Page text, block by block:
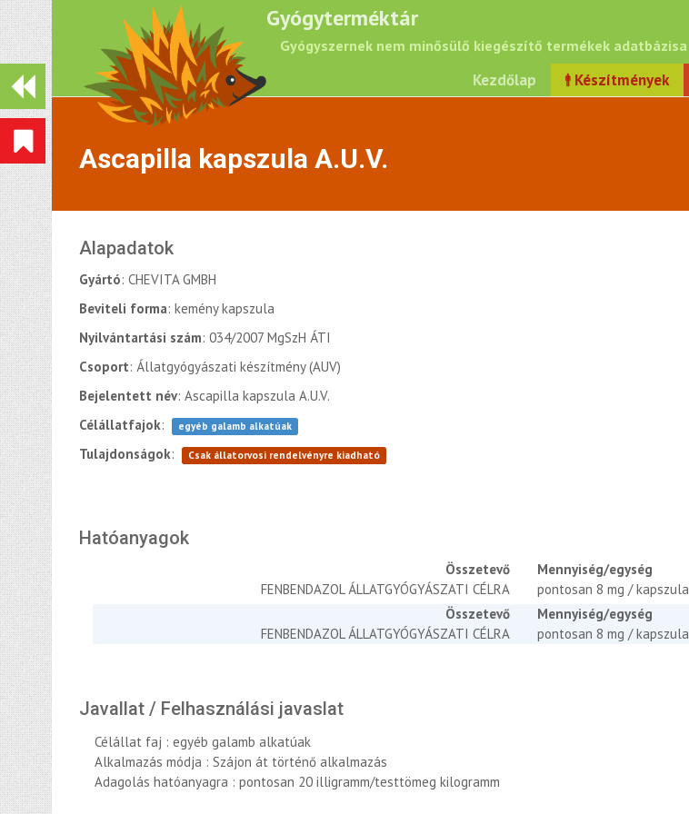
Gyógyterméktár
Gyógyszernek nem minősülő kiegészítő termékek adatbázisa
Kezdőlap Készítmények
Ascapilla kapszula A.U.V.
Alapadatok
Gyártó: CHEVITA GMBH
Beviteli forma: kemény kapszula
Nyilvántartási szám: 034/2007 MgSzH ÁTI
Csoport: Állatgyógyászati készítmény (AUV)
Bejelentett név: Ascapilla kapszula A.U.V.
Célállatfajok: egyéb galamb alkatúak
Tulajdonságok: Csak állatorvosi rendelvényre kiadható
Hatóanyagok
Összetevő
Mennyiség/egység
FENBENDAZOL ÁLLATGYÓGYÁSZATI CÉLRA
pontosan 8 mg / kapszula
Összetevő
Mennyiség/egység
FENBENDAZOL ÁLLATGYÓGYÁSZATI CÉLRA
pontosan 8 mg / kapszula
Javallat / Felhasználási javaslat
Célállat faj : egyéb galamb alkatúak
Alkalmazás módja : Szájon át történő alkalmazás
Adagolás hatóanyagra : pontosan 20 illigramm/testtömeg kilogramm